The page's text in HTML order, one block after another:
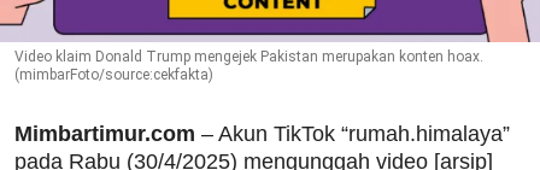
Video klaim Donald Trump mengejek Pakistan merupakan konten hoax.
(mimbarFoto/source:cekfakta)
Mimbartimur.com – Akun TikTok “rumah.himalaya”
pada Rabu (30/4/2025) mengunggah video [arsip]